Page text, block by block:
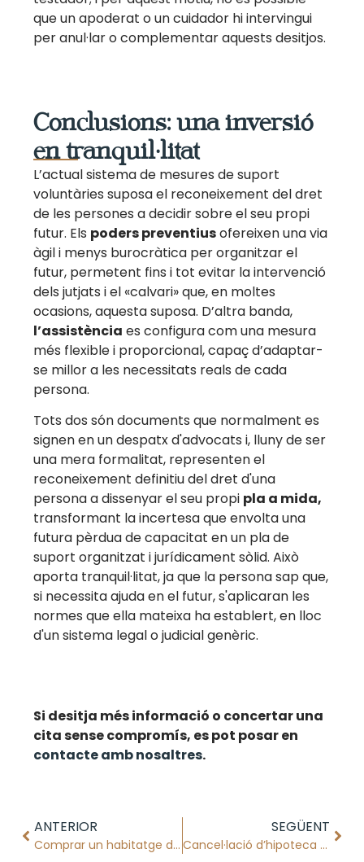
que un apoderat o un cuidador hi intervingui
per anul·lar o complementar aquests desitjos.
Conclusions: una inversió
en tranquil·litat
L’actual sistema de mesures de suport
voluntàries suposa el reconeixement del dret
de les persones a decidir sobre el seu propi
futur. Els poders preventiusofereixen una via
àgil i menys burocràtica per organitzar el
futur, permetent fins i tot evitar la intervenció
dels jutjats i el «calvari» que, en moltes
ocasions, aquesta suposa. D’altra banda,
l’assistència es configura com una mesura
més flexible i proporcional, capaç d’adaptar-
se millor a les necessitats reals de cada
persona.
Tots dos són documents que normalment es
signen en un despatx d'advocats i, lluny de ser
una mera formalitat, representen el
reconeixement definitiu del dret d'una
persona a dissenyar el seu propi pla a mida,
transformant la incertesa que envolta una
futura pèrdua de capacitat en un pla de
suport organitzat i jurídicament sòlid. Això
aporta tranquil·litat, ja que la persona sap que,
si necessita ajuda en el futur, s'aplicaran les
normes que ella mateixa ha establert, en lloc
d'un sistema legal o judicial genèric.
Si desitja més informació o concertar una
cita sense compromís, es pot posar en
contacte amb nosaltres.
ANTERIOR
Comprar un habitatge davant Notari
SEGÜENT
Cancel·lació d’hipoteca a través del nou procediment telemàtic